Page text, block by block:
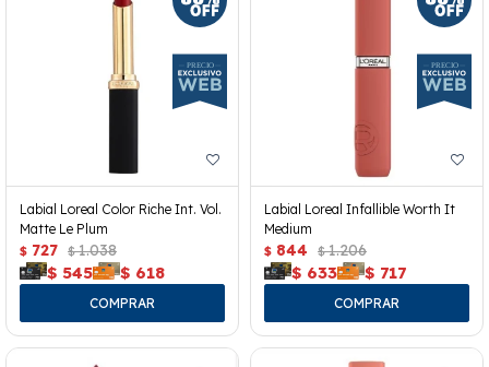
Labial Loreal Color Riche Int. Vol.
Matte Le Plum
$ 727 $ 1.038
$ 545 $ 618
Labial Loreal Infallible Worth It
Medium
$ 844 $ 1.206
$ 633 $ 717